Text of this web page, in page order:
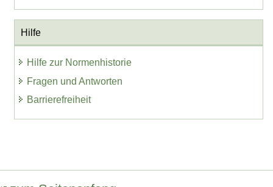
Hilfe
Hilfe zur Normenhistorie
Fragen und Antworten
Barrierefreiheit